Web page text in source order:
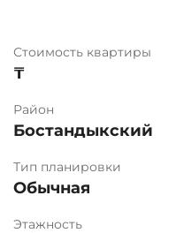
Стоимость квартиры
₸
Район
Бостандыкский
Тип планировки
Обычная
Этажность